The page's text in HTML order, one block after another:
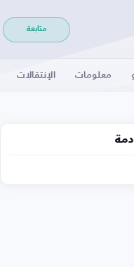
متابعة
معلومات الإنتقالات